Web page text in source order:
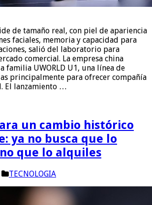
de tamaño real, con piel de apariencia
faciales, memoria y capacidad para
salió del laboratorio para
comercial. La empresa china
familia UWORLD U1, una línea de
principalmente para ofrecer compañía
El lanzamiento …
un cambio histórico
ya no busca que lo
que lo alquiles
TECNOLOGIA